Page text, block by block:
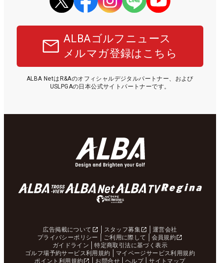
ALBAゴルフニュース
メルマガ登録はこちら
ALBA NetはR&Aのオフィシャルデジタルパートナー、および
USLPGAの日本公式サイトパートナーです。
広告掲載について スタッフ募集
運営会社
プライバシーポリシー
ご利用に際して
会員規約
ガイドライン
特定商取引法に基づく表示
ゴルフ場予約サービス利用規約
マイページサービス利用規約
ポイント利用規約
お問合せ ヘルプ サイトマップ